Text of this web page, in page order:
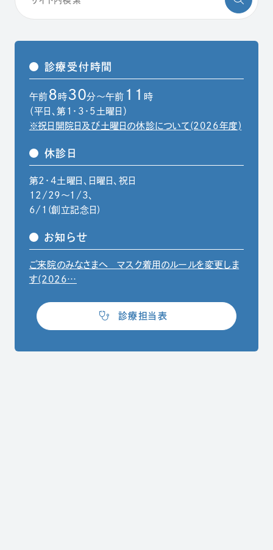
診療受付時間
午前 8 時 30分～午前 11
時
（平日、第1・3・5土曜日）
※祝日開院日及び土曜日の休診について(2026年度)
休診日
第2・4土曜日、日曜日、祝日
12/29〜1/3、
6/1(創立記念日)
お知らせ
ご来院のみなさまへ マスク着用のルールを変更しま
す(2026…
診療担当表
（別ウィンドウで開きます）